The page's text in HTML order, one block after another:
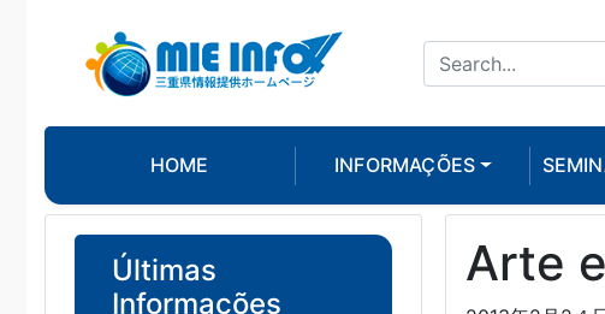
HOME INFORMAÇÕES
Últimas
Informações
Arte